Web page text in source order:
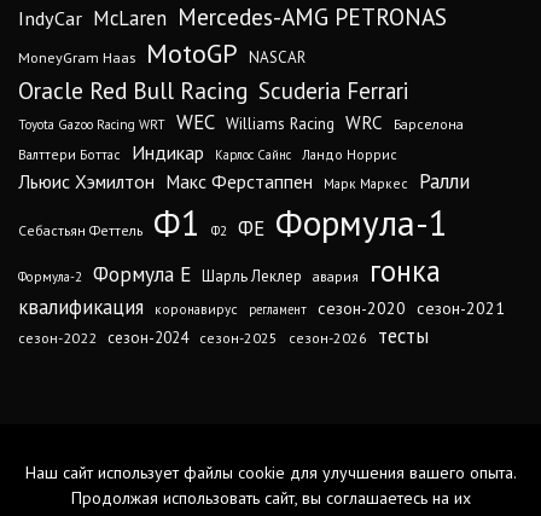
IndyCar McLaren Mercedes-AMG PETRONAS
MoneyGram Haas MotoGP NASCAR
Oracle Red Bull Racing Scuderia Ferrari
Toyota Gazoo Racing WRT WEC Williams Racing WRC
Барселона
Валттери Боттас
Индикар Карлос Сайнс Ландо Норрис
Льюис Хэмилтон Макс Ферстаппен Марк Маркес Ралли
Себастьян Феттель Ф1 Ф2 ФЕ Формула-1
Формула-2 Формула Е Шарль Леклер авария гонка
квалификация коронавирус регламент сезон-2020 сезон-2021
сезон-2022 сезон-2024 сезон-2025 сезон-2026 тесты
Наш сайт использует файлы cookie для улучшения вашего опыта.
Продолжая использовать сайт, вы соглашаетесь на их